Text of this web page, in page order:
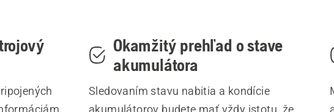
Okamžitý prehľad o stave
akumulátora
Sledovaním stavu nabitia a kondície
akumulátorov budete mať vždy istotu, že